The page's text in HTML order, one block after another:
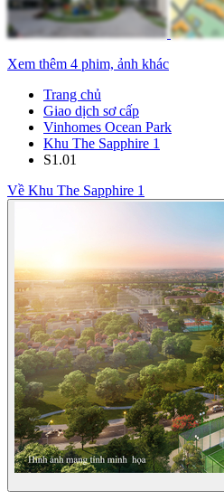
Xem thêm 4 phim, ảnh khác
Trang chủ
Giao dịch sơ cấp
Vinhomes Ocean Park
Khu The Sapphire 1
S1.01
Về Khu The Sapphire 1